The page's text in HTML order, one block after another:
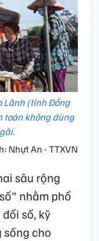
Lãnh (tỉnh Đồng
toán không dùng
Nhựt An - TTXVN
sâu rộng
nhằm phổ
số, kỹ
sống cho